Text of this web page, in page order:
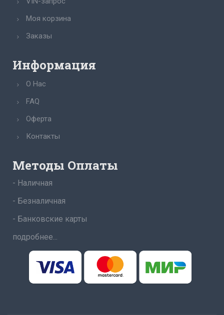
Моя корзина
Заказы
Информация
О Нас
FAQ
Оферта
Контакты
Методы Оплаты
- Наличная
- Безналичная
- Банковские карты
подробнее...